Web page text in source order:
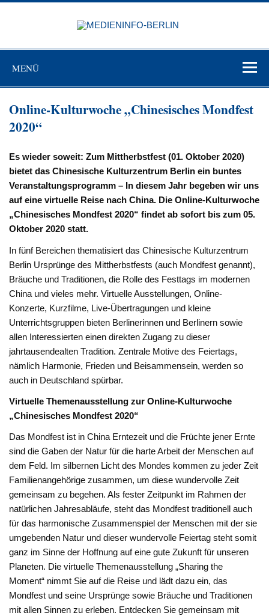
Zum
MENÜ
Online-Kulturwoche „Chinesisches Mondfest
2020“
Es wieder soweit: Zum Mittherbstfest (01. Oktober 2020)
bietet das Chinesische Kulturzentrum Berlin ein buntes
Veranstaltungsprogramm – In diesem Jahr begeben wir uns
auf eine virtuelle Reise nach China. Die Online-Kulturwoche
„Chinesisches Mondfest 2020“ findet ab sofort bis zum 05.
Oktober 2020 statt.
In fünf Bereichen thematisiert das Chinesische Kulturzentrum
Berlin Ursprünge des Mittherbstfests (auch Mondfest genannt),
Bräuche und Traditionen, die Rolle des Festtags im modernen
China und vieles mehr. Virtuelle Ausstellungen, Online-
Konzerte, Kurzfilme, Live-Übertragungen und kleine
Unterrichtsgruppen bieten Berlinerinnen und Berlinern sowie
allen Interessierten einen direkten Zugang zu dieser
jahrtausendealten Tradition. Zentrale Motive des Feiertags,
nämlich Harmonie, Frieden und Beisammensein, werden so
auch in Deutschland spürbar.
Virtuelle Themenausstellung zur Online-Kulturwoche
„Chinesisches Mondfest 2020“
Das Mondfest ist in China Erntezeit und die Früchte jener Ernte
sind die Gaben der Natur für die harte Arbeit der Menschen auf
dem Feld. Im silbernen Licht des Mondes kommen zu jeder Zeit
Familienangehörige zusammen, um diese wundervolle Zeit
gemeinsam zu begehen. Als fester Zeitpunkt im Rahmen der
natürlichen Jahresabläufe, steht das Mondfest traditionell auch
für das harmonische Zusammenspiel der Menschen mit der sie
umgebenden Natur und dieser wundervolle Feiertag steht somit
ganz im Sinne der Hoffnung auf eine gute Zukunft für unseren
Planeten. Die virtuelle Themenausstellung „Sharing the
Moment“ nimmt Sie auf die Reise und lädt dazu ein, das
Mondfest und seine Ursprünge sowie Bräuche und Traditionen
mit allen Sinnen zu erleben. Entdecken Sie gemeinsam mit